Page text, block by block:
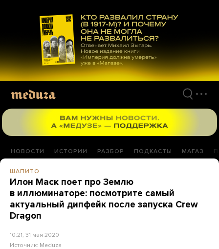
материалам
НОВОСТИ ИСТОРИИ РАЗБОР ПОДКАСТЫ МАГАЗ
ШАПИТО
Илон Маск поет про Землю
в иллюминаторе: посмотрите самый
актуальный дипфейк после запуска Crew
Dragon
10:21, 31 мая 2020
Источник: Meduza